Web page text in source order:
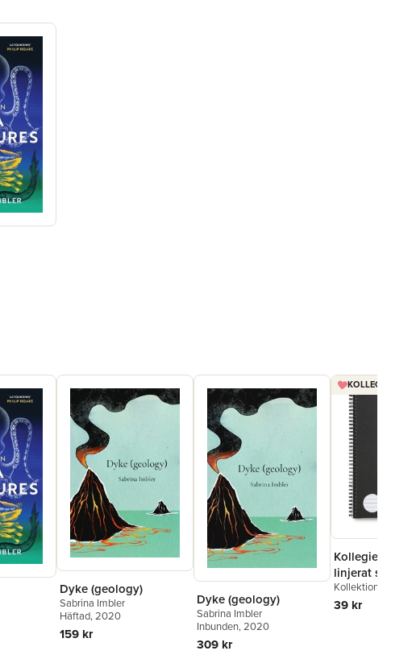
Dyke (geology)
Sabrina Imbler
Häftad, 2020
159 kr
Dyke (geology)
Sabrina Imbler
Inbunden, 2020
309 kr
Kollegieblock
linjerat svart
Kollektion Stora A
39 kr